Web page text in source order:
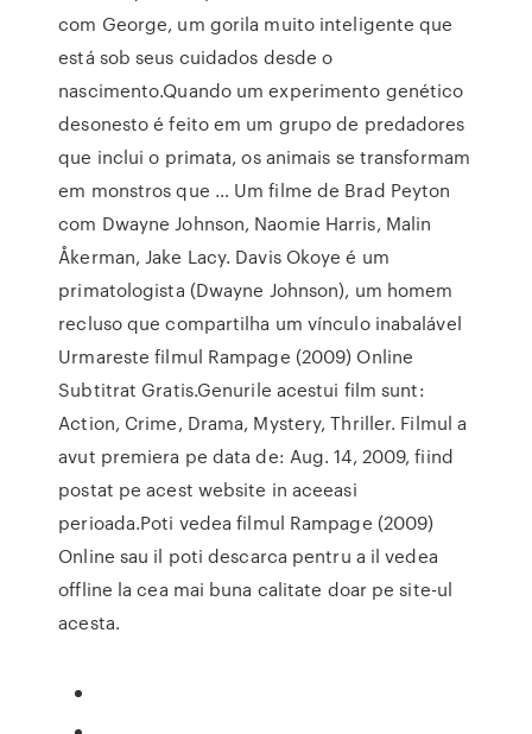
com George, um gorila muito inteligente que
está sob seus cuidados desde o
nascimento.Quando um experimento genético
desonesto é feito em um grupo de predadores
que inclui o primata, os animais se transformam
em monstros que … Um filme de Brad Peyton
com Dwayne Johnson, Naomie Harris, Malin
Åkerman, Jake Lacy. Davis Okoye é um
primatologista (Dwayne Johnson), um homem
recluso que compartilha um vínculo inabalável
Urmareste filmul Rampage (2009) Online
Subtitrat Gratis.Genurile acestui film sunt:
Action, Crime, Drama, Mystery, Thriller. Filmul a
avut premiera pe data de: Aug. 14, 2009, fiind
postat pe acest website in aceeasi
perioada.Poti vedea filmul Rampage (2009)
Online sau il poti descarca pentru a il vedea
offline la cea mai buna calitate doar pe site-ul
acesta.